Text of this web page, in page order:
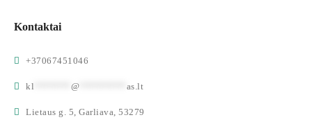
Kontaktai
+37067451046
kl @ as.lt
Lietaus g. 5, Garliava, 53279